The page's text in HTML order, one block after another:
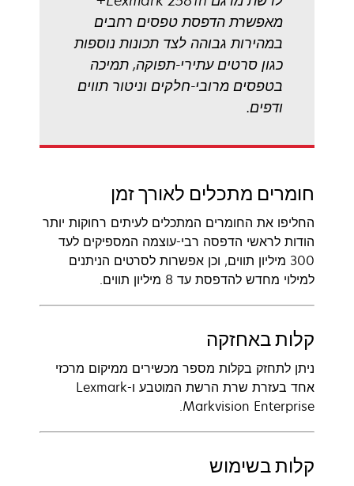
מאפשרת הדפסת טפסים רחבים
במהירות גבוהה לצד תכונות נוספות
כגון סרטים עתירי-תפוקה, תמיכה
בטפסים מרובי-חלקים וניטור תווים
ודפים.
חומרים מתכלים לאורך זמן
החליפו את החומרים המתכלים לעיתים רחוקות יותר
הודות לראשי הדפסה רבי-עוצמה המספיקים לעד
300 מיליון תווים, וכן אפשרות לסרטים הניתנים
למילוי מחדש להדפסת עד 8 מיליון תווים.
קלות באחזקה
ניתן לתחזק בקלות מספר מכשירים ממיקום מרכזי
אחד בעזרת שרת הרשת המוטבע ו-Lexmark
Markvision Enterprise.
קלות בשימוש